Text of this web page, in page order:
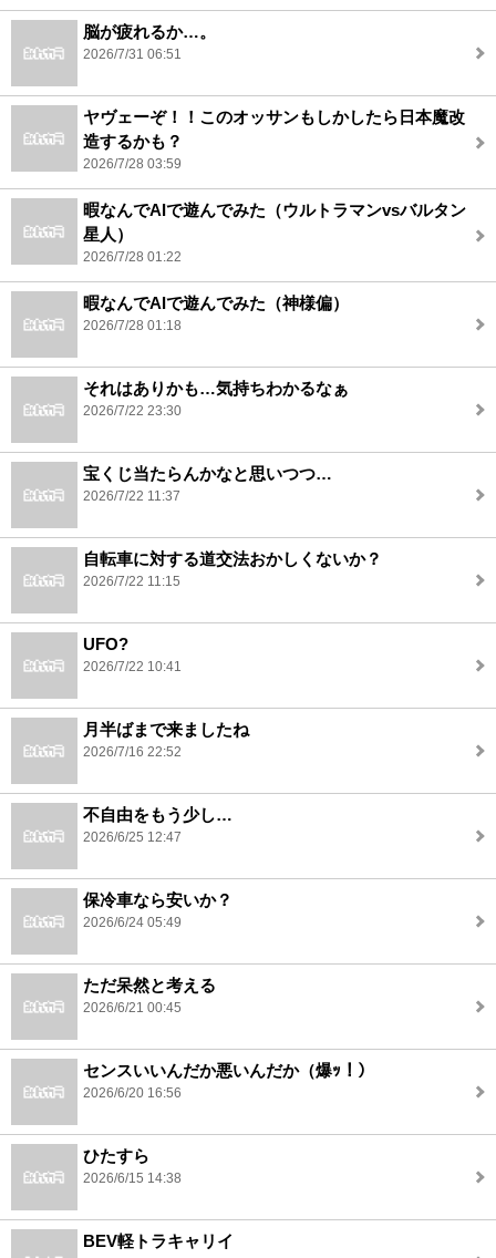
脳が疲れるか…。
2026/7/31 06:51
ヤヴェーぞ！！このオッサンもしかしたら日本魔改
造するかも？
2026/7/28 03:59
暇なんでAIで遊んでみた（ウルトラマンvsバルタン
星人）
2026/7/28 01:22
暇なんでAIで遊んでみた（神様偏）
2026/7/28 01:18
それはありかも…気持ちわかるなぁ
2026/7/22 23:30
宝くじ当たらんかなと思いつつ…
2026/7/22 11:37
自転車に対する道交法おかしくないか？
2026/7/22 11:15
UFO?
2026/7/22 10:41
月半ばまで来ましたね
2026/7/16 22:52
不自由をもう少し…
2026/6/25 12:47
保冷車なら安いか？
2026/6/24 05:49
ただ呆然と考える
2026/6/21 00:45
センスいいんだか悪いんだか（爆ｯ！）
2026/6/20 16:56
ひたすら
2026/6/15 14:38
BEV軽トラキャリイ